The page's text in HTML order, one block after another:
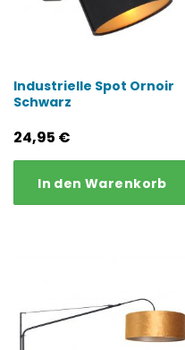
Industrielle Spot Ornoir
Schwarz
24,95 €
In den Warenkorb